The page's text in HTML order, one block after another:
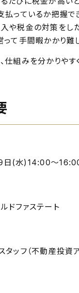
払っているか把握で
や税金の対策をし
って手間暇かかり難
仕組みを分かりやす
日(水)14:00～
ドファステート
タッフ（不動産投資